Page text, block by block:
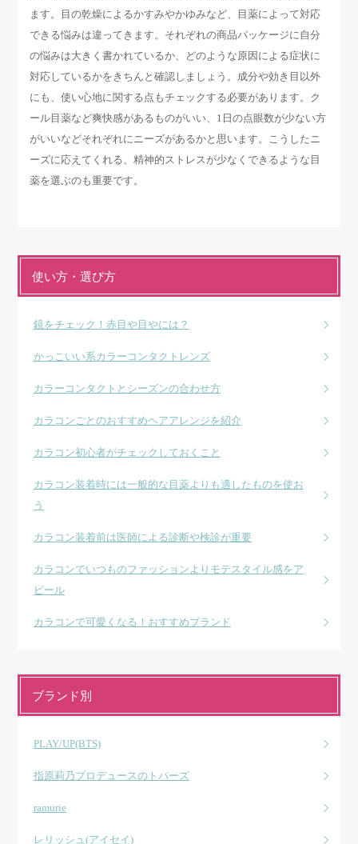
ます。目の乾燥によるかすみやかゆみなど、目薬によって対応
できる悩みは違ってきます。それぞれの商品パッケージに自分
の悩みは大きく書かれているか、どのような原因による症状に
対応しているかをきちんと確認しましょう。成分や効き目以外
にも、使い心地に関する点もチェックする必要があります。ク
ール目薬など爽快感があるものがいい、1日の点眼数が少ない方
がいいなどそれぞれにニーズがあるかと思います。こうしたニ
ーズに応えてくれる、精神的ストレスが少なくできるような目
薬を選ぶのも重要です。
使い方・選び方
鏡をチェック！赤目や目やには？
かっこいい系カラーコンタクトレンズ
カラーコンタクトとシーズンの合わせ方
カラコンごとのおすすめヘアアレンジを紹介
カラコン初心者がチェックしておくこと
カラコン装着時には一般的な目薬よりも適したものを使お
う
カラコン装着前は医師による診断や検診が重要
カラコンでいつものファッションよりモテスタイル感をア
ピール
カラコンで可愛くなる！おすすめブランド
ブランド別
PLAY/UP(BTS)
指原莉乃プロデュースのトパーズ
ramurie
レリッシュ(アイセイ)